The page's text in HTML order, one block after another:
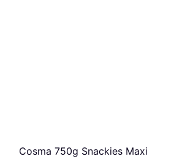
Cosma 750g Snackies Maxi